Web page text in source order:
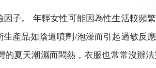
子。 年輕女性可能因為性生活較頻
產品如陰道噴劑/泡澡而引起過敏反
夏天潮濕而悶熱，衣服也常常沒辦